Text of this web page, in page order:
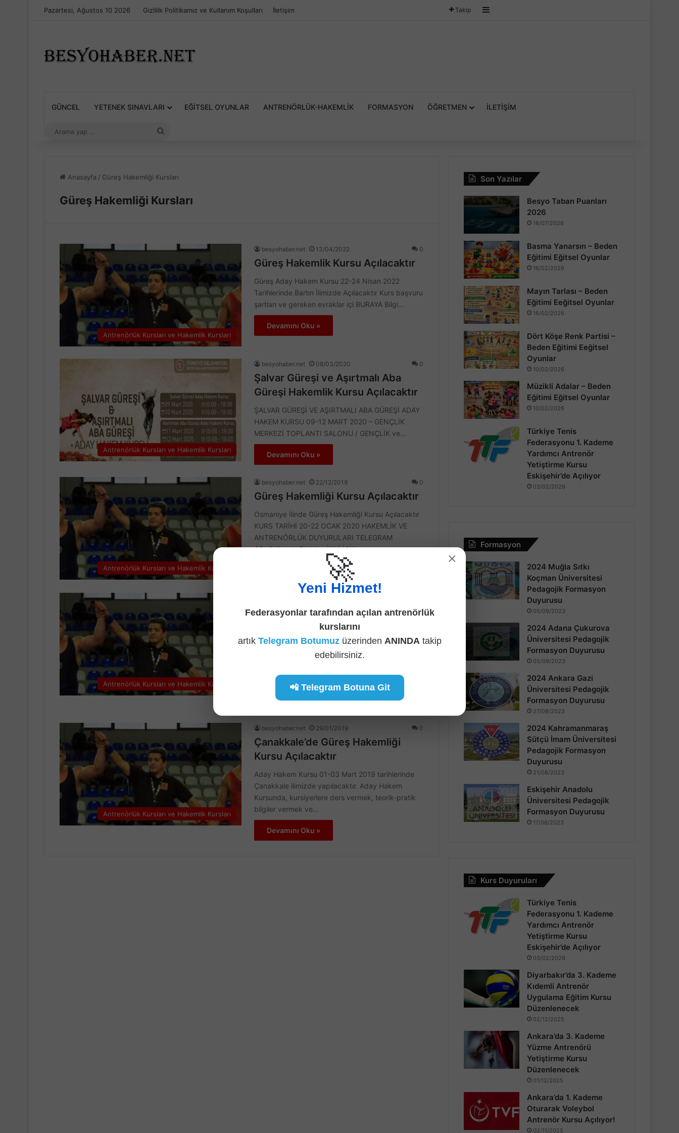
×
🚀
Yeni Hizmet!
Federasyonlar tarafından açılan antrenörlük
kurslarını
artık Telegram Botumuzüzerinden ANINDAtakip
edebilirsiniz.
📲 Telegram Botuna Git
Pazartesi, Ağustos 10 2026 Gizlilik Politikamız ve Kullanım Koşulları İletişim Takip Kenar Bölmesi
GÜNCEL YETENEK SINAVLARI EĞITSEL OYUNLAR ANTRENÖRLÜK-HAKEMLIK FORMASYON ÖĞRETMEN İLETIŞIM
Anasayfa / Güreş Hakemliği Kursları
Güreş Hakemliği Kursları
Antrenörlük Kursları ve Hakemlik Kursları
besyohaber.net 13/04/2022 0
Güreş Hakemlik Kursu Açılacaktır
Güreş Aday Hakem Kursu 22-24 Nisan 2022
Tarihlerinde Bartın İlimizde Açılacaktır Kurs başvuru
şartları ve gereken evraklar içi BURAYA Bilgi…
Devamını Oku »
Antrenörlük Kursları ve Hakemlik Kursları
besyohaber.net 08/03/2020 0
Şalvar Güreşi ve Aşırtmalı Aba
Güreşi Hakemlik Kursu Açılacaktır
ŞALVAR GÜREŞİ VE AŞIRTMALI ABA GÜREŞİ ADAY
HAKEM KURSU 09-12 MART 2020 – GENÇLİK
MERKEZİ TOPLANTI SALONU / GENÇLİK ve…
Devamını Oku »
Antrenörlük Kursları ve Hakemlik Kursları
besyohaber.net 22/12/2019 0
Güreş Hakemliği Kursu Açılacaktır
Osmaniye İlinde Güreş Hakemliği Kursu Açılacaktır
KURS TARİHİ 20-22 OCAK 2020 HAKEMLİK VE
ANTRENÖRLÜK DUYURULARI TELEGRAM
GRUBUNA KATILMA LİNKİ İÇİN…
Antrenörlük Kursları ve Hakemlik Kursları
Samsun’da Güreş Hakemliği Kursu
Samsun’da Güreş Hakemliği Kursu Açılacaktır
Türkiye Güreş Federasyonunun 2019 yılı faaliyet
Nisan…
Devamını Oku »
Antrenörlük Kursları ve Hakemlik Kursları
besyohaber.net 29/01/2019 0
Çanakkale’de Güreş Hakemliği
Kursu Açılacaktır
Aday Hakem Kursu 01-03 Mart 2019 tarihlerinde
Çanakkale ilimizde yapılacaktır. Aday Hakem
Kursunda, kursiyerlere ders vermek, teorik-pratik
bilgiler vermek ve…
Devamını Oku »
Son Yazılar
Besyo Taban Puanları
2026
18/07/2026
Basma Yanarsın – Beden
Eğitimi Eğitsel Oyunlar
16/02/2026
Mayın Tarlası – Beden
Eğitimi Eeğitsel Oyunlar
16/02/2026
Dört Köşe Renk Partisi –
Beden Eğitimi Eeğitsel
Oyunlar
10/02/2026
Müzikli Adalar – Beden
Eğitimi Eğitsel Oyunlar
10/02/2026
Türkiye Tenis
Federasyonu 1. Kademe
Yardımcı Antrenör
Yetiştirme Kursu
Eskişehir’de Açılıyor
03/02/2026
Formasyon
2024 Muğla Sıtkı
Koçman Üniversitesi
Pedagojik Formasyon
Duyurusu
05/09/2023
2024 Adana Çukurova
Üniversitesi Pedagojik
Formasyon Duyurusu
05/09/2023
2024 Ankara Gazi
Üniversitesi Pedagojik
Formasyon Duyurusu
27/08/2023
2024 Kahramanmaraş
Sütçü İmam Üniversitesi
Pedagojik Formasyon
Duyurusu
21/08/2023
Eskişehir Anadolu
Üniversitesi Pedagojik
Formasyon Duyurusu
17/08/2023
Kurs Duyuruları
Türkiye Tenis
Federasyonu 1. Kademe
Yardımcı Antrenör
Yetiştirme Kursu
Eskişehir’de Açılıyor
03/02/2026
Diyarbakır’da 3. Kademe
Kıdemli Antrenör
Uygulama Eğitim Kursu
Düzenlenecek
02/12/2025
Ankara’da 3. Kademe
Yüzme Antrenörü
Yetiştirme Kursu
Düzenlenecek
01/12/2025
Ankara’da 1. Kademe
Oturarak Voleybol
Antrenör Kursu Açılıyor!
02/11/2025